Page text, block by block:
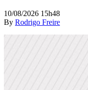
10/08/2026 15h48
By Rodrigo Freire